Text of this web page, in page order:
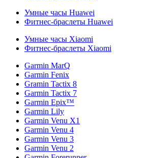
Умные часы Huawei
Фитнес-браслеты Huawei
Умные часы Xiaomi
Фитнес-браслеты Xiaomi
Garmin MarQ
Garmin Fenix
Gramin Tactix 8
Garmin Tactix 7
Garmin Epix™
Garmin Lily
Garmin Venu X1
Garmin Venu 4
Garmin Venu 3
Garmin Venu 2